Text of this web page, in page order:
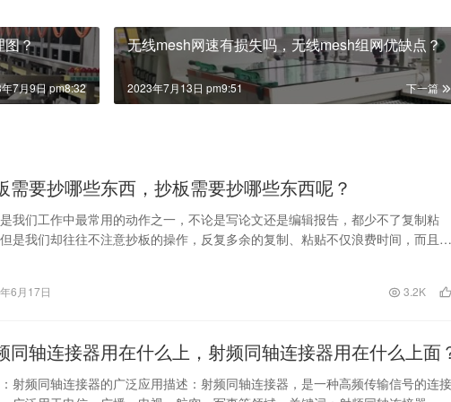
图？
7月9日 pm8:32
无线mesh网速有损失吗，无线mesh组网优缺点？
下一篇
2023年7月13日 pm9:51
需要抄哪些东西，抄板需要抄哪些东西呢？
我们工作中最常用的动作之一，不论是写论文还是编辑报告，都少不了复制粘
是我们却往往不注意抄板的操作，反复多余的复制、粘贴不仅浪费时间，而且会
6月17日 3.2K
同轴连接器用在什么上，射频同轴连接器用在什么上面
射频同轴连接器的广泛应用描述：射频同轴连接器，是一种高频传输信号的连接